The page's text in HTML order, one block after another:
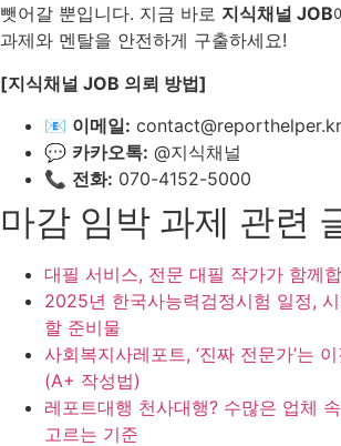
뺏어갈 뿐입니다. 지금 바로 지식채널 JOB
과제와 멘탈을 안전하게 구출하세요!
[지식채널 JOB 의뢰 방법]
📧 이메일: contact@reporthelper.kr
💬 카카오톡: @지식채널
📞 전화: 070-4152-5000
마감 임박 과제 관련
대필 서비스, 전문 대필 작가가 함께
2025년 한국사능력검정시험 일정,
할 준비물
사회복지사레포트, ‘진짜 전문가’는
(A+ 작성법)
레포트대행 천사대행? 수많은 업체 속
고르는 기준